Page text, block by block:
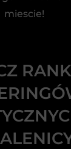
miescie!